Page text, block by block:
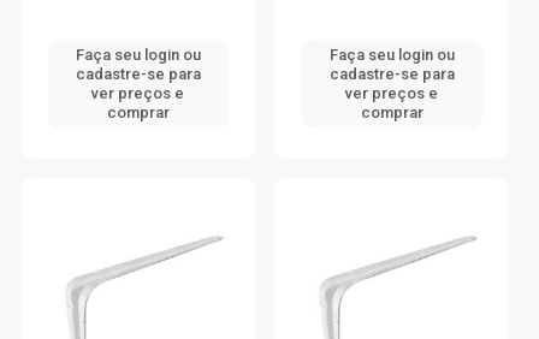
Faça seu login ou
cadastre-se para
ver preços e
comprar
Faça seu login ou
cadastre-se para
ver preços e
comprar